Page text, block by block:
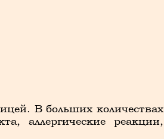
В больших количествах
аллергические реакции,